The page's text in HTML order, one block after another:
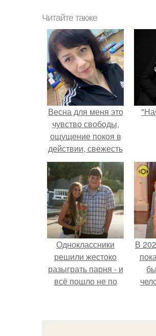
Читайте также
Весна для меня это
чувство свободы,
ощущение покоя в
действии, свежесть
восприятия,
обновление, время
расцвета и запуска
нового.
Одноклассники
решили жестоко
разыграть парня - и
всё пошло не по
В